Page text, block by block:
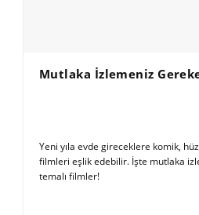
Mutlaka İzlemeniz
Yeni yıla evde gireceklere komik,
filmleri eşlik edebilir. İşte mutlaka
temalı filmler!